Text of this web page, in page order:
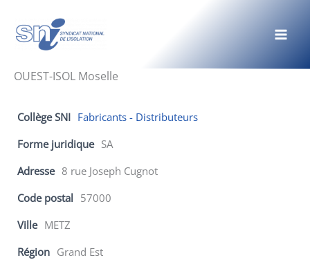
contenu
OUEST-ISOL Moselle
Collège SNI Fabricants - Distributeurs
Forme juridique SA
Adresse 8 rue Joseph Cugnot
Code postal 57000
Ville METZ
Région Grand Est